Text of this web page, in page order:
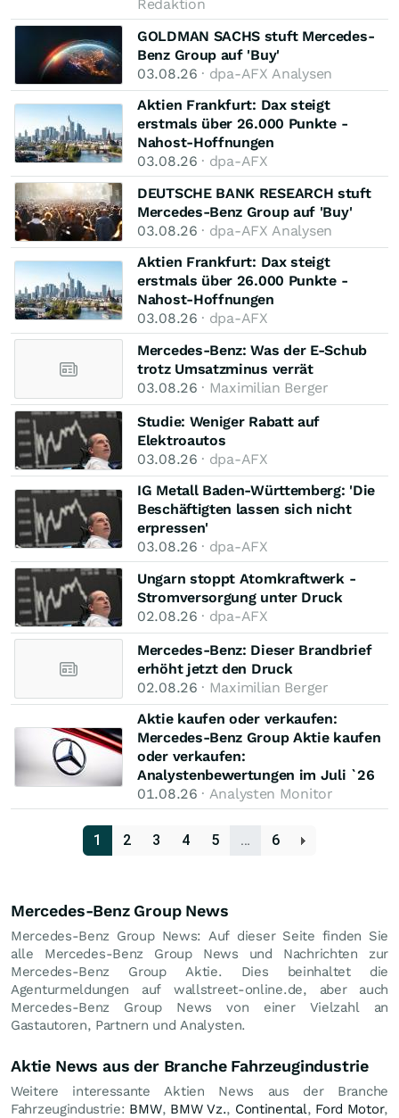
Redaktion
GOLDMAN SACHS stuft Mercedes-
Benz Group auf 'Buy'
03.08.26 · dpa-AFX Analysen
Aktien Frankfurt: Dax steigt
erstmals über 26.000 Punkte -
Nahost-Hoffnungen
03.08.26 · dpa-AFX
DEUTSCHE BANK RESEARCH stuft
Mercedes-Benz Group auf 'Buy'
03.08.26 · dpa-AFX Analysen
Aktien Frankfurt: Dax steigt
erstmals über 26.000 Punkte -
Nahost-Hoffnungen
03.08.26 · dpa-AFX
Mercedes-Benz: Was der E-Schub
trotz Umsatzminus verrät
03.08.26 · Maximilian Berger
Studie: Weniger Rabatt auf
Elektroautos
03.08.26 · dpa-AFX
IG Metall Baden-Württemberg: 'Die
Beschäftigten lassen sich nicht
erpressen'
03.08.26 · dpa-AFX
Ungarn stoppt Atomkraftwerk -
Stromversorgung unter Druck
02.08.26 · dpa-AFX
Mercedes-Benz: Dieser Brandbrief
erhöht jetzt den Druck
02.08.26 · Maximilian Berger
Aktie kaufen oder verkaufen:
Mercedes-Benz Group Aktie kaufen
oder verkaufen:
Analystenbewertungen im Juli `26
01.08.26 · Analysten Monitor
1 2 3 4 5 … 6
Mercedes-Benz Group News
Mercedes-Benz Group News: Auf dieser Seite finden Sie
alle Mercedes-Benz Group News und Nachrichten zur
Mercedes-Benz Group Aktie. Dies beinhaltet die
Agenturmeldungen auf wallstreet-online.de, aber auch
Mercedes-Benz Group News von einer Vielzahl an
Gastautoren, Partnern und Analysten.
Aktie News aus der Branche Fahrzeugindustrie
Weitere interessante Aktien News aus der Branche
Fahrzeugindustrie: BMW, BMW Vz., Continental, Ford Motor,